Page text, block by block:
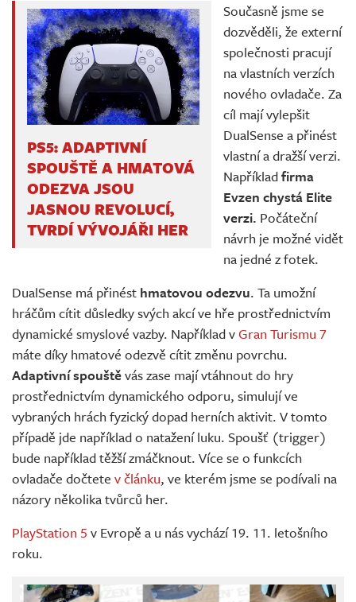
PS5: ADAPTIVNÍ
SPOUŠTĚ A HMATOVÁ
ODEZVA JSOU
JASNOU REVOLUCÍ,
TVRDÍ VÝVOJÁŘI HER
Současně jsme se
dozvěděli, že externí
společnosti pracují
na vlastních verzích
nového ovladače. Za
cíl mají vylepšit
DualSense a přinést
vlastní a dražší verzi.
Napříkladfirma
Evzen chystá Elite
verzi. Počáteční
návrh je možné vidět
na jedné z fotek.
DualSense má přinést hmatovou odezvu. Ta umožní
hráčům cítit důsledky svých akcí ve hře prostřednictvím
dynamické smyslové vazby. Například vGran Turismu 7
máte díky hmatové odezvě cítit změnu povrchu.
Adaptivní spouštěvás zase mají vtáhnout do hry
prostřednictvím dynamického odporu, simulují ve
vybraných hrách fyzický dopad herních aktivit. V tomto
případě jde například o natažení luku. Spoušť (trigger)
bude například těžší zmáčknout. Více se o funkcích
ovladače dočtete v článku, ve kterém jsme se podívali na
názory několika tvůrců her.
PlayStation 5 v Evropě a u nás vychází 19. 11. letošního
roku.